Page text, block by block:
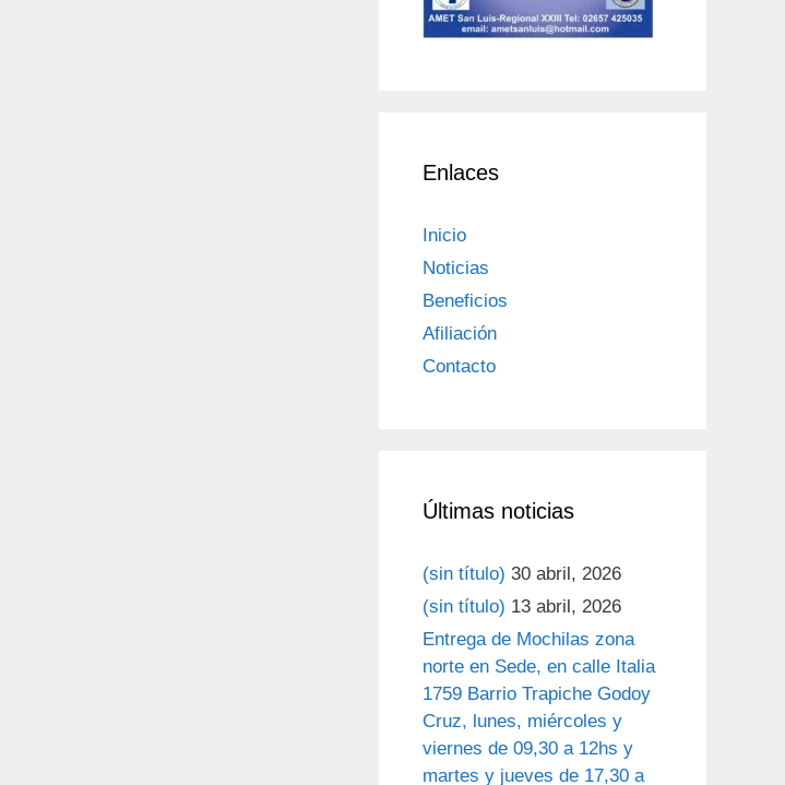
Enlaces
Inicio
Noticias
Beneficios
Afiliación
Contacto
Últimas noticias
(sin título) 30 abril, 2026
(sin título) 13 abril, 2026
Entrega de Mochilas zona
norte en Sede, en calle Italia
1759 Barrio Trapiche Godoy
Cruz, lunes, miércoles y
viernes de 09,30 a 12hs y
martes y jueves de 17,30 a